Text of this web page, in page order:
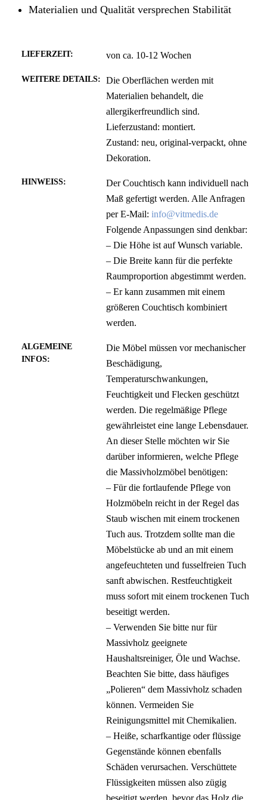
Materialien und Qualität versprechen Stabilität
LIEFERZEIT: von ca. 10-12 Wochen
WEITERE DETAILS:
Die Oberflächen werden mit
Materialien behandelt, die
allergikerfreundlich sind.
Lieferzustand: montiert.
Zustand: neu, original-verpackt, ohne
Dekoration.
HINWEISS:
Der Couchtisch kann individuell nach
Maß gefertigt werden. Alle Anfragen
per E-Mail:info@vitmedis.de
Folgende Anpassungen sind denkbar:
– Die Höhe ist auf Wunsch variable.
– Die Breite kann für die perfekte
Raumproportion abgestimmt werden.
– Er kann zusammen mit einem
größeren Couchtisch kombiniert
werden.
ALGEMEINE
INFOS:
Die Möbel müssen vor mechanischer
Beschädigung,
Temperaturschwankungen,
Feuchtigkeit und Flecken geschützt
werden. Die regelmäßige Pflege
gewährleistet eine lange Lebensdauer.
An dieser Stelle möchten wir Sie
darüber informieren, welche Pflege
die Massivholzmöbel benötigen:
– Für die fortlaufende Pflege von
Holzmöbeln reicht in der Regel das
Staub wischen mit einem trockenen
Tuch aus. Trotzdem sollte man die
Möbelstücke ab und an mit einem
angefeuchteten und fusselfreien Tuch
sanft abwischen. Restfeuchtigkeit
muss sofort mit einem trockenen Tuch
beseitigt werden.
– Verwenden Sie bitte nur für
Massivholz geeignete
Haushaltsreiniger, Öle und Wachse.
Beachten Sie bitte, dass häufiges
„Polieren“ dem Massivholz schaden
können. Vermeiden Sie
Reinigungsmittel mit Chemikalien.
– Heiße, scharfkantige oder flüssige
Gegenstände können ebenfalls
Schäden verursachen. Verschüttete
Flüssigkeiten müssen also zügig